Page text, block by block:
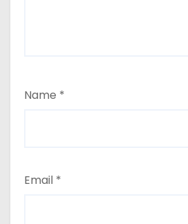
Name *
Email *